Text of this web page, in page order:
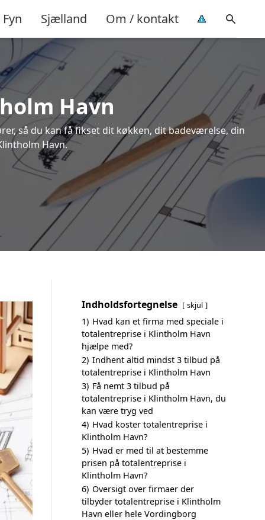
Fyn Sjælland Om / kontakt
Havn
så du kan få fikset dit køkken, dit badeværelse, din
Havn.
Indholdsfortegnelse skjul
1) Hvad kan et firma med speciale i
totalentreprise i Klintholm Havn
hjælpe med?
2) Indhent altid mindst 3 tilbud på
totalentreprise i Klintholm Havn
3) Få nemt 3 tilbud på
totalentreprise i Klintholm Havn, du
kan være tryg ved
4) Hvad koster totalentreprise i
Klintholm Havn?
5) Hvad er med til at bestemme
prisen på totalentreprise i
Klintholm Havn?
6) Oversigt over firmaer der
tilbyder totalentreprise i Klintholm
Havn eller hele Vordingborg